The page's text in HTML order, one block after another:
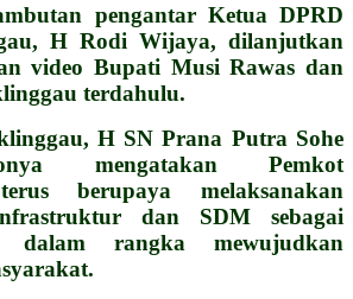
pengantar Ketua DPRD
H Rodi Wijaya, dilanjutkan
video Bupati Musi Rawas dan
terdahulu.
H SN Prana Putra Sohe
mengatakan Pemkot
berupaya melaksanakan
dan SDM sebagai
dalam rangka mewujudkan